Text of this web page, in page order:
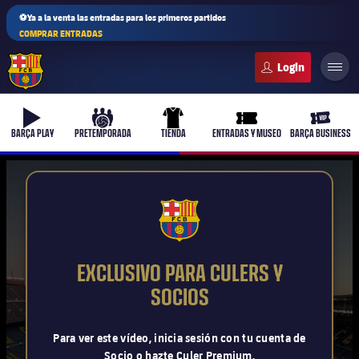
⚽Ya a la venta las entradas para los primeros partidos
COMPRAR ENTRADAS
b-play
BARÇA PLAY
culers-ball
PRETEMPORADA
uniform
TIENDA
ticket-full
ENTRADAS Y MUSEO
ticket-
BARÇA BUSINESS
Actualidad
Barça Atlètic
plusicon
más
FCB Barcelona badge
EXCLUSIVO PARA CULERS Y
SOCIOS
Para ver este vídeo, inicia sesión con tu cuenta de
Socio o hazte Culer Premium.